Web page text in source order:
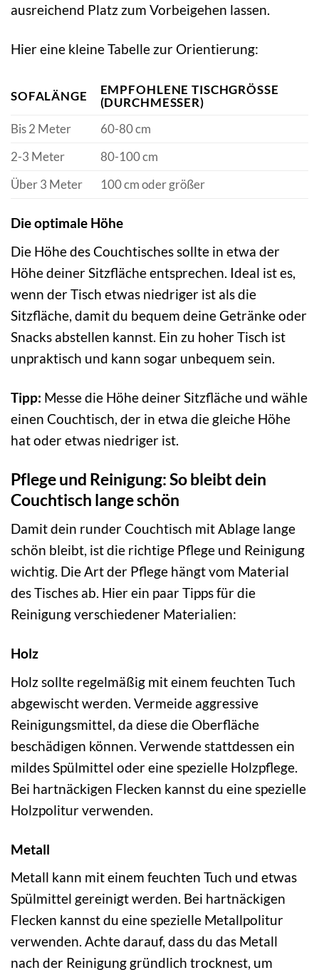
ausreichend Platz zum Vorbeigehen lassen.
Hier eine kleine Tabelle zur Orientierung:
SOFALÄNGE
EMPFOHLENE TISCHGRÖSSE (
DURCHMESSER)
Bis 2 Meter
60-80 cm
2-3 Meter
80-100 cm
Über 3 Meter
100 cm oder größer
Die optimale Höhe
Die Höhe des Couchtisches sollte in etwa der
Höhe deiner Sitzfläche entsprechen. Ideal ist es,
wenn der Tisch etwas niedriger ist als die
Sitzfläche, damit du bequem deine Getränke oder
Snacks abstellen kannst. Ein zu hoher Tisch ist
unpraktisch und kann sogar unbequem sein.
Tipp: Messe die Höhe deiner Sitzfläche und wähle
einen Couchtisch, der in etwa die gleiche Höhe
hat oder etwas niedriger ist.
Pflege und Reinigung: So bleibt dein
Couchtisch lange schön
Damit dein runder Couchtisch mit Ablage lange
schön bleibt, ist die richtige Pflege und Reinigung
wichtig. Die Art der Pflege hängt vom Material
des Tisches ab. Hier ein paar Tipps für die
Reinigung verschiedener Materialien:
Holz
Holz sollte regelmäßig mit einem feuchten Tuch
abgewischt werden. Vermeide aggressive
Reinigungsmittel, da diese die Oberfläche
beschädigen können. Verwende stattdessen ein
mildes Spülmittel oder eine spezielle Holzpflege.
Bei hartnäckigen Flecken kannst du eine spezielle
Holzpolitur verwenden.
Metall
Metall kann mit einem feuchten Tuch und etwas
Spülmittel gereinigt werden. Bei hartnäckigen
Flecken kannst du eine spezielle Metallpolitur
verwenden. Achte darauf, dass du das Metall
nach der Reinigung gründlich trocknest, um